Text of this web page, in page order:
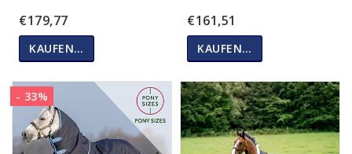
€179,77
KAUFEN…
€161,51
KAUFEN…
- 33%